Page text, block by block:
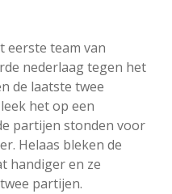
II
III
instagram
eerste team van
nederlaag tegen het
de laatste twee
het op een
partijen stonden voor
Helaas bleken de
handiger en ze
partijen.